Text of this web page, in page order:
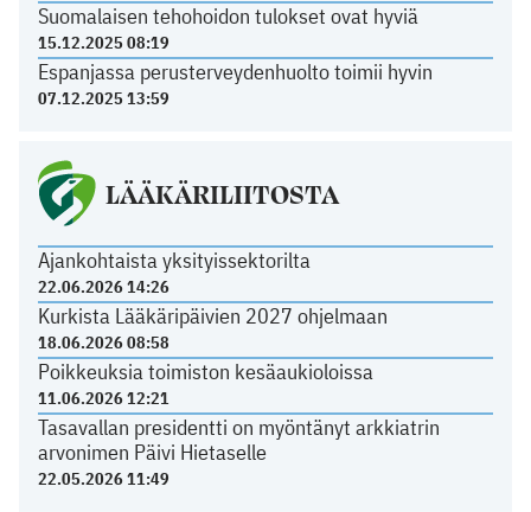
Suomalaisen tehohoidon tulokset ovat hyviä
15.12.2025 08:19
Espanjassa perusterveydenhuolto toimii hyvin
07.12.2025 13:59
LÄÄKÄRILIITOSTA
Ajankohtaista yksityissektorilta
22.06.2026 14:26
Kurkista Lääkäripäivien 2027 ohjelmaan
18.06.2026 08:58
Poikkeuksia toimiston kesäaukioloissa
11.06.2026 12:21
Tasavallan presidentti on myöntänyt arkkiatrin
arvonimen Päivi Hietaselle
22.05.2026 11:49